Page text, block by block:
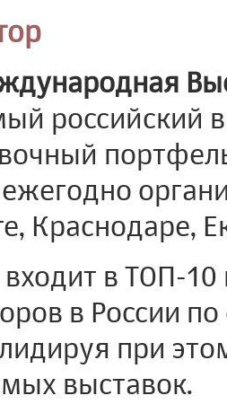
российский
Краснодаре,
в ТОП-
в России
при
выставок.